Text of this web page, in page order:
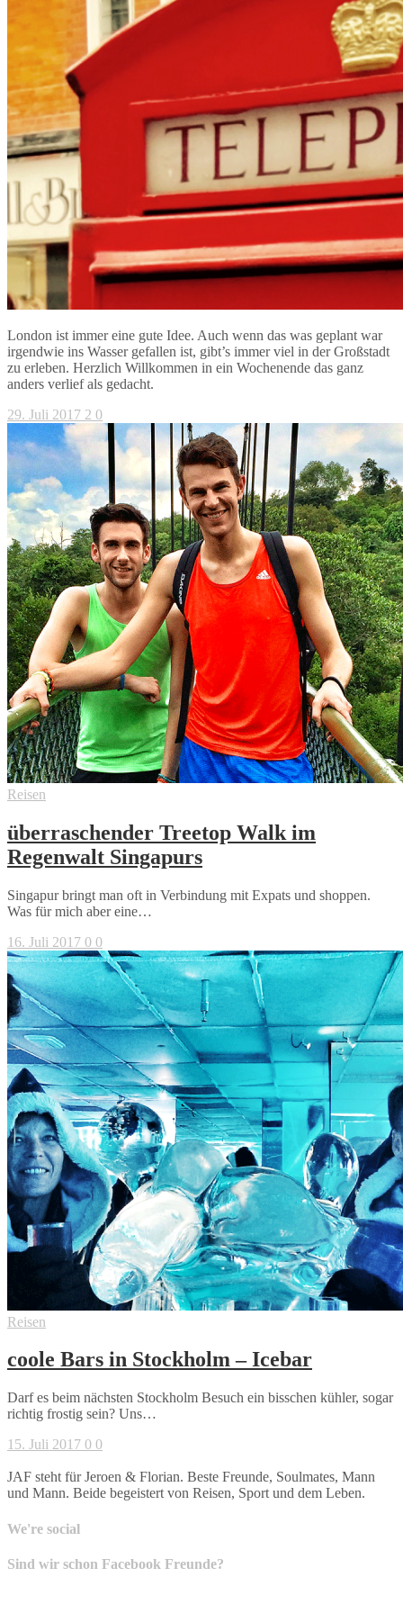
London ist immer eine gute Idee. Auch wenn das was geplant war
irgendwie ins Wasser gefallen ist, gibt’s immer viel in der Großstadt
zu erleben. Herzlich Willkommen in ein Wochenende das ganz
anders verlief als gedacht.
29. Juli 2017 2 0
Reisen
überraschender Treetop Walk im
Regenwalt Singapurs
Singapur bringt man oft in Verbindung mit Expats und shoppen.
Was für mich aber eine…
16. Juli 2017 0 0
Reisen
coole Bars in Stockholm – Icebar
Darf es beim nächsten Stockholm Besuch ein bisschen kühler, sogar
richtig frostig sein? Uns…
15. Juli 2017 0 0
JAF steht für Jeroen & Florian. Beste Freunde, Soulmates, Mann
und Mann. Beide begeistert von Reisen, Sport und dem Leben.
We're social
Sind wir schon Facebook Freunde?